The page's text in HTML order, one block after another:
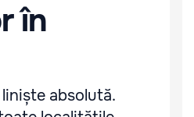
în
absolută.